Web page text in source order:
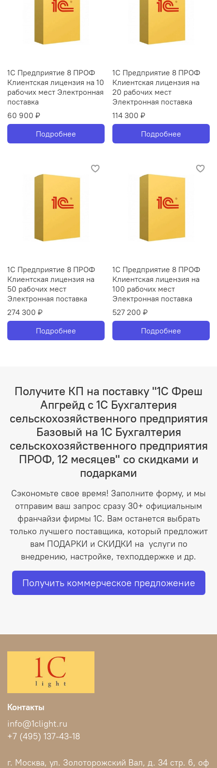
1С Предприятие 8 ПРОФ
Клиентская лицензия на 10
рабочих мест Электронная
поставка
60 900 ₽
Подробнее
1С Предприятие 8 ПРОФ
Клиентская лицензия на
20 рабочих мест
Электронная поставка
114 300 ₽
Подробнее
1С Предприятие 8 ПРОФ
Клиентская лицензия на
50 рабочих мест
Электронная поставка
274 300 ₽
Подробнее
1С Предприятие 8 ПРОФ
Клиентская лицензия на
100 рабочих мест
Электронная поставка
527 200 ₽
Подробнее
Получите КП на поставку "1С Фреш
Апгрейд с 1С Бухгалтерия
сельскохозяйственного предприятия
Базовый на 1С Бухгалтерия
сельскохозяйственного предприятия
ПРОФ, 12 месяцев" со скидками и
подарками
Сэкономьте свое время! Заполните форму, и мы
отправим ваш запрос сразу 30+ официальным
франчайзи фирмы 1С. Вам останется выбрать
только лучшего поставщика, который предложит
вам ПОДАРКИ и СКИДКИ на услуги по
внедрению, настройке, техподдержке и др.
Получить коммерческое предложение
Контакты
info@1clight.ru
+7 (495) 137-43-18
г. Москва, ул. Золоторожский Вал, д. 34 стр. 6, оф